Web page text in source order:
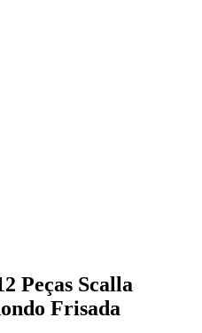
Peças Scalla
Frisada